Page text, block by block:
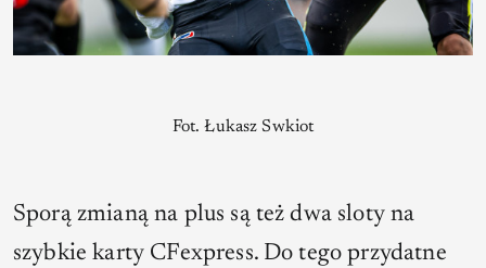
Fot. Łukasz Swkiot
Sporą zmianą na plus są też dwa sloty na
szybkie karty CFexpress. Do tego przydatne